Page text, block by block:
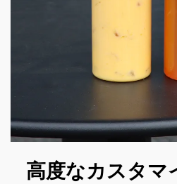
高度なカスタマ